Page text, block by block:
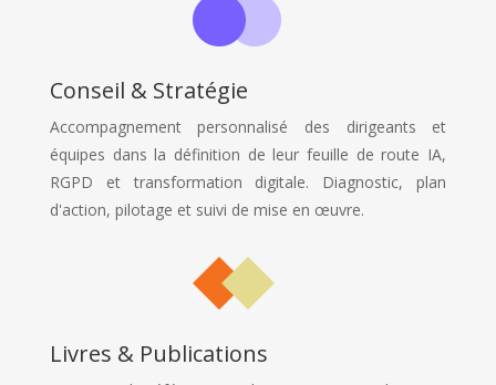
Conseil & Stratégie
Accompagnement personnalisé des dirigeants et
équipes dans la définition de leur feuille de route IA,
RGPD et transformation digitale. Diagnostic, plan
d'action, pilotage et suivi de mise en œuvre.
Livres & Publications